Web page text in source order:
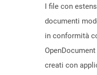
I file con
documenti
in conformità
creati con